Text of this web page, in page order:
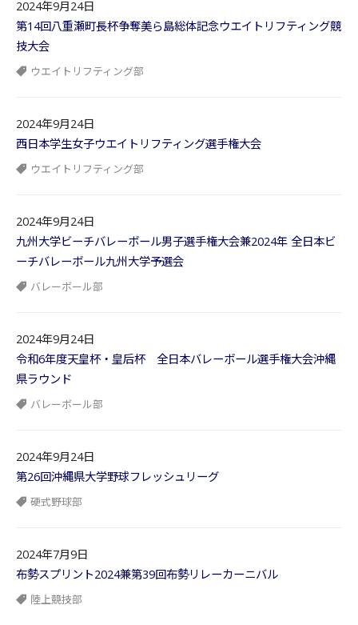
2024年9月24日
第14回八重瀬町長杯争奪美ら島総体記念ウエイトリフティング競
技大会
ウエイトリフティング部
2024年9月24日
西日本学生女子ウエイトリフティング選手権大会
ウエイトリフティング部
2024年9月24日
九州大学ビーチバレーボール男子選手権大会兼2024年 全日本ビ
ーチバレーボール九州大学予選会
バレーボール部
2024年9月24日
令和6年度天皇杯・皇后杯 全日本バレーボール選手権大会沖縄
県ラウンド
バレーボール部
2024年9月24日
第26回沖縄県大学野球フレッシュリーグ
硬式野球部
2024年7月9日
布勢スプリント2024兼第39回布勢リレーカーニバル
陸上競技部